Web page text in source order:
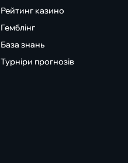
Рейтинг казино
Гемблінг
База знань
Турніри прогнозів